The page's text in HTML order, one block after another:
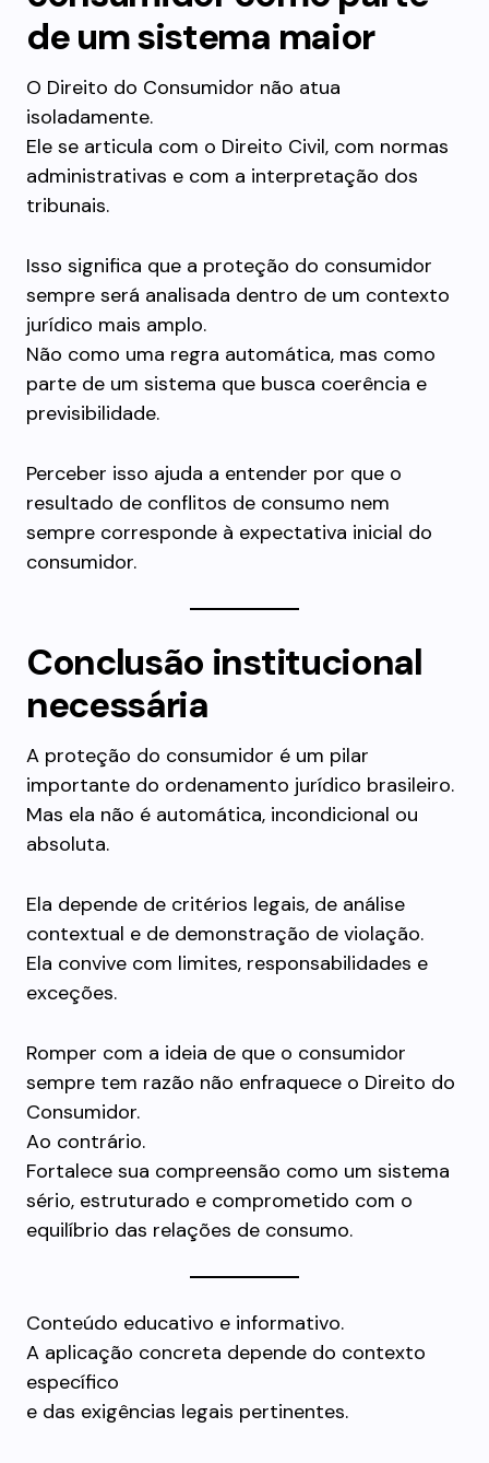
de um sistema maior
O Direito do Consumidor não atua
isoladamente.
Ele se articula com o Direito Civil, com normas
administrativas e com a interpretação dos
tribunais.
Isso significa que a proteção do consumidor
sempre será analisada dentro de um contexto
jurídico mais amplo.
Não como uma regra automática, mas como
parte de um sistema que busca coerência e
previsibilidade.
Perceber isso ajuda a entender por que o
resultado de conflitos de consumo nem
sempre corresponde à expectativa inicial do
consumidor.
Conclusão institucional
necessária
A proteção do consumidor é um pilar
importante do ordenamento jurídico brasileiro.
Mas ela não é automática, incondicional ou
absoluta.
Ela depende de critérios legais, de análise
contextual e de demonstração de violação.
Ela convive com limites, responsabilidades e
exceções.
Romper com a ideia de que o consumidor
sempre tem razão não enfraquece o Direito do
Consumidor.
Ao contrário.
Fortalece sua compreensão como um sistema
sério, estruturado e comprometido com o
equilíbrio das relações de consumo.
Conteúdo educativo e informativo.
A aplicação concreta depende do contexto
específico
e das exigências legais pertinentes.